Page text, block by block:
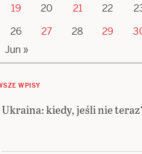
19 20 21 22
26 27 28 29
Jun »
WPISY
Ukraina: kiedy, jeśli nie